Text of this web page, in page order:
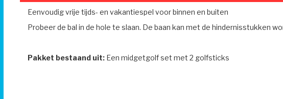
Eenvoudig vrije tijds- en vakantiespel voor binnen en buiten
Probeer de bal in de hole te slaan. De baan kan met de hindernisstukken
Pakket bestaand uit: Een midgetgolf set met 2 golfsticks